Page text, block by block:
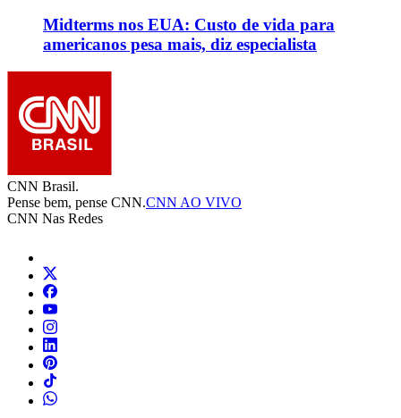
Midterms nos EUA: Custo de vida para
americanos pesa mais, diz especialista
CNN Brasil.
Pense bem, pense CNN.CNN AO VIVO
CNN Nas Redes